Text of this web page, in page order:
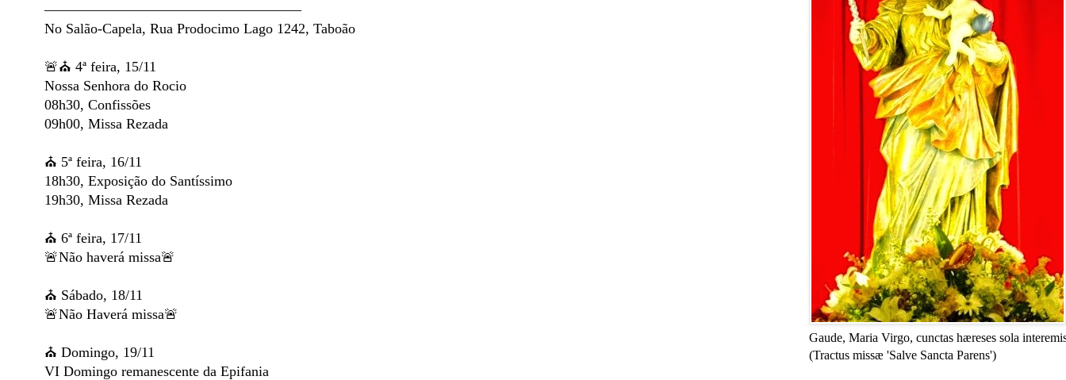
——————————————————
No Salão-Capela, Rua Prodocimo Lago 1242, Taboão
🚨⛪️ 4ª feira, 15/11
Nossa Senhora do Rocio
08h30, Confissões
09h00, Missa Rezada
⛪️ 5ª feira, 16/11
18h30, Exposição do Santíssimo
19h30, Missa Rezada
⛪️ 6ª feira, 17/11
🚨Não haverá missa🚨
⛪️ Sábado, 18/11
🚨Não Haverá missa🚨
⛪️ Domingo, 19/11
VI Domingo remanescente da Epifania
Gaude, Maria Virgo, cunctas hæreses sola
(Tractus missæ 'Salve Sancta Parens')